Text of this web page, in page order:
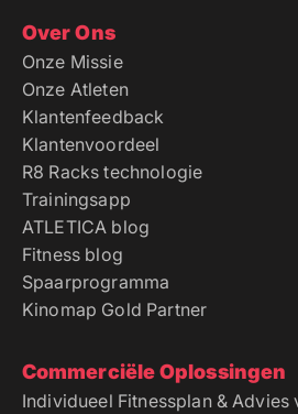
Over Ons
Onze Missie
Onze Atleten
Klantenfeedback
Klantenvoordeel
R8 Racks technologie
Trainingsapp
ATLETICA blog
Fitness blog
Spaarprogramma
Kinomap Gold Partner
Commerciële Oplossingen
Individueel Fitnessplan & Advies